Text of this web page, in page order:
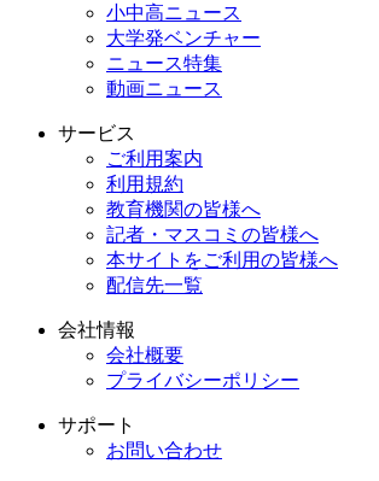
小中高ニュース
大学発ベンチャー
ニュース特集
動画ニュース
サービス
ご利用案内
利用規約
教育機関の皆様へ
記者・マスコミの皆様へ
本サイトをご利用の皆様へ
配信先一覧
会社情報
会社概要
プライバシーポリシー
サポート
お問い合わせ